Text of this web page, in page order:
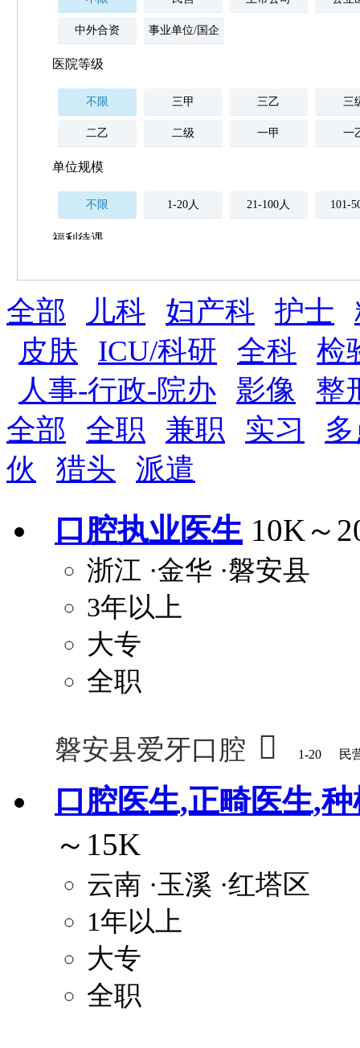
中外合资 事业单位/国企
医院等级
不限 三甲 三乙 三
二乙 二级 一甲 一
单位规模
不限 1-20人 21-100人 101-
福利待遇
薪资与社保
五险 住房公积金 企业
全勤奖 加班补助 全薪病假 股票
法定节假日三薪 工龄奖 带薪年假 年终
晋升与政策
8小时工作制 周末双休
关怀与福利
包住 包吃 住房补贴
定期团建 节日福利
解决户口
员工旅游
全部 儿科 妇产科 护士
皮肤
ICU/科研 全科
检
人事-行政-院办
影像
整
全部
全职 兼职 实习
伙
猎头 派遣
口腔执业医生 10K～
浙江 ·金华 ·磐安县
3年以上
大专
全职
磐安县爱牙口腔  1-20 民
口腔医生,正畸医生,
～15K
云南 ·玉溪 ·红塔区
1年以上
大专
全职